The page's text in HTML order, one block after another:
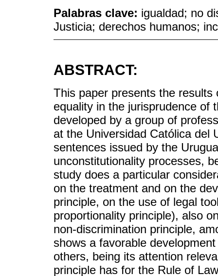
Palabras clave: igualdad; no
Justicia; derechos humanos;
ABSTRACT:
This paper presents the
equality in the jurisprudence of
developed by a group of
at the Universidad Católica del
sentences issued by the
unconstitutionality processes,
study does a particular
on the treatment and on the
principle, on the use of legal
proportionality principle), also
non-discrimination principle,
shows a favorable
others, being its attention
principle has for the Rule of